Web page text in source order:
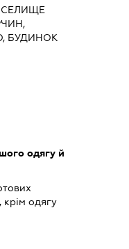
СЕЛИЩЕ
БУДИНОК
одягу й
крім одягу